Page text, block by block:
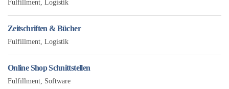
Fulfillment, Logistik
Zeitschriften & Bücher
Fulfillment, Logistik
Online Shop Schnittstellen
Fulfillment, Software